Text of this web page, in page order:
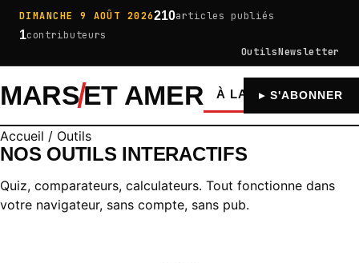
DIMANCHE 9 AOÛT 2026210articles publiés
1contributeurs
OutilsNewsletter
MARSET AMER À LA UNE▸ S'ABONNER
Accueil / Outils
NOS OUTILS INTERACTIFS
Quiz, comparateurs, calculateurs. Tout fonctionne dans
votre navigateur, sans compte, sans pub.